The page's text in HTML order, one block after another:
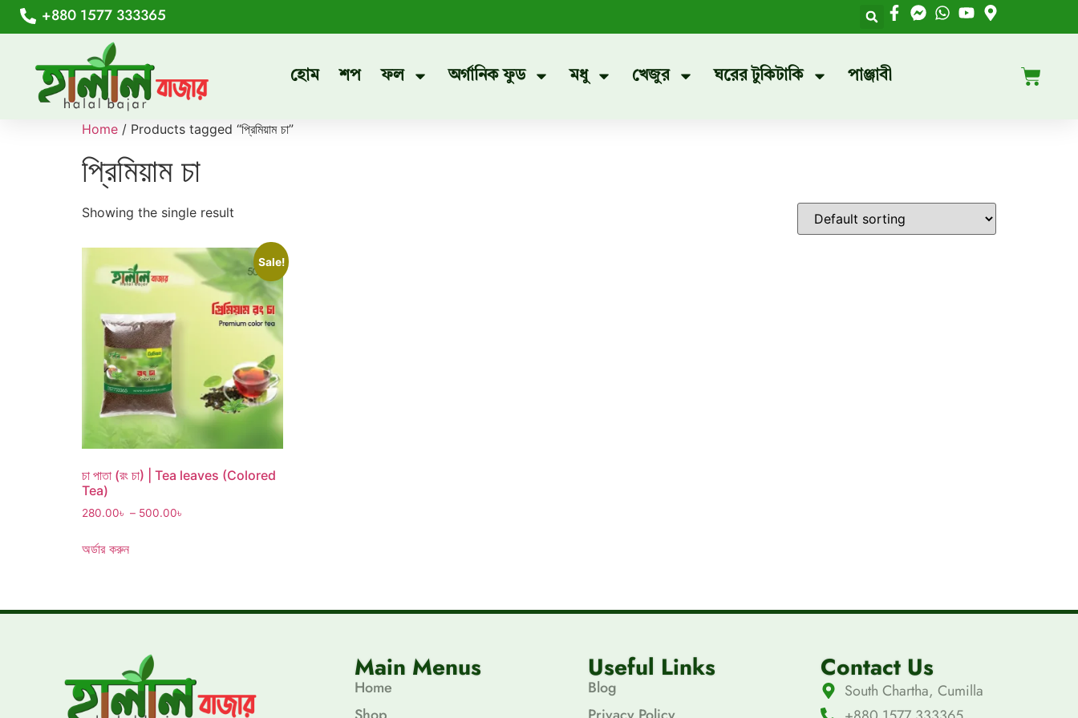
+880 1577 333365
হোম শপ ফল অর্গানিক ফুড মধু খেজুর ঘরের টুকিটাকি পাঞ্জাবী
Home / Products tagged “প্রিমিয়াম চা”
প্রিমিয়াম চা
Showing the single result
Sale!
চা পাতা (রং চা) | Tea leaves (Colored
Tea)
280.00৳ – 500.00৳
অর্ডার করুন
Main Menus
Home
Useful Links
Blog
Contact Us
South Chartha, Cumilla